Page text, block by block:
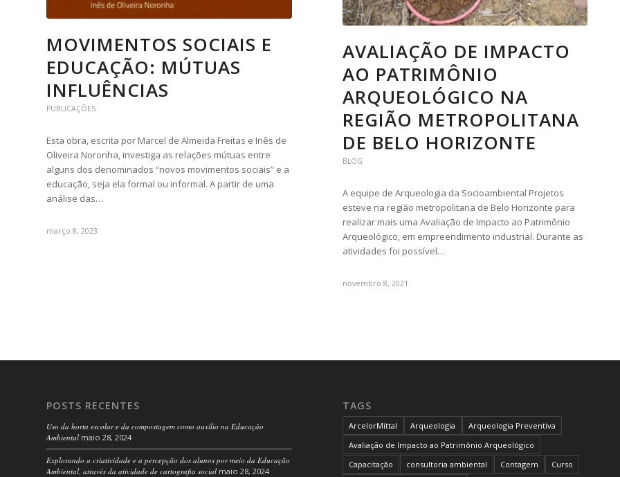
MOVIMENTOS SOCIAIS E
EDUCAÇÃO: MÚTUAS
INFLUÊNCIAS
PUBLICAÇÕES
Esta obra, escrita por Marcel de Almeida Freitas e Inês de
Oliveira Noronha, investiga as relações mútuas entre
alguns dos denominados “novos movimentos sociais” e a
educação, seja ela formal ou informal. A partir de uma
análise das…
março 8, 2023
AVALIAÇÃO DE IMPACTO
AO PATRIMÔNIO
ARQUEOLÓGICO NA
REGIÃO METROPOLITANA
DE BELO HORIZONTE
BLOG
A equipe de Arqueologia da Socioambiental Projetos
esteve na região metropolitana de Belo Horizonte para
realizar mais uma Avaliação de Impacto ao Patrimônio
Arqueológico, em empreendimento industrial. Durante as
atividades foi possível…
novembro 8, 2021
POSTS RECENTES
Uso da horta escolar e da compostagem como auxílio na Educação
Ambiental maio 28, 2024
Explorando a criatividade e a percepção dos alunos por meio da Educação
Ambiental, através da atividade de cartografia social maio 28, 2024
TAGS
ArcelorMittal Arqueologia
Arqueologia Preventiva
Avaliação de Impacto ao Patrimônio Arqueológico
Capacitação
consultoria ambiental Contagem
Curso